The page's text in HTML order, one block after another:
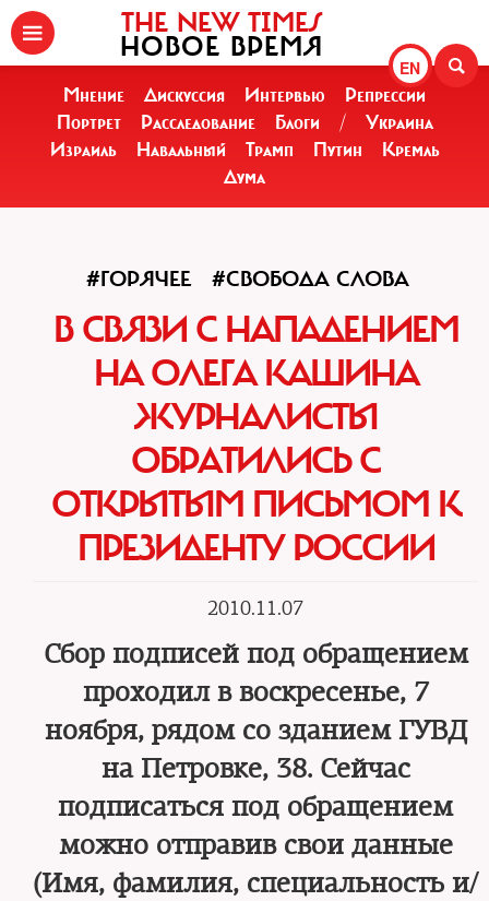
EN
THE NEW TIMES
НОВОЕ ВРЕМЯ
Мнение Дискуссия Интервью
Репрессии
Портрет
Расследование Блоги /
Украина
Израиль
Навальный Трамп Путин
Кремль
Дума
#ГОРЯЧЕЕ #СВОБОДА СЛОВА
В СВЯЗИ С НАПАДЕНИЕМ
НА ОЛЕГА КАШИНА
ЖУРНАЛИСТЫ
ОБРАТИЛИСЬ С
ОТКРЫТЫМ ПИСЬМОМ К
ПРЕЗИДЕНТУ РОССИИ
2010.11.07
Сбор подписей под обращением
проходил в воскресенье, 7
ноября, рядом со зданием ГУВД
на Петровке, 38. Сейчас
подписаться под обращением
можно отправив свои данные
(Имя, фамилия, специальность и/